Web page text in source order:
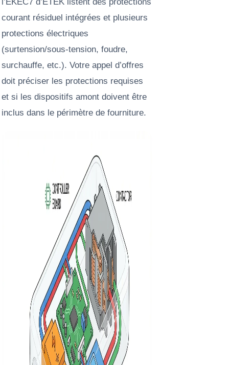
courant résiduel intégrées et plusieurs
protections électriques
(surtension/sous-tension, foudre,
surchauffe, etc.). Votre appel d’offres
doit préciser les protections requises
et si les dispositifs amont doivent être
inclus dans le périmètre de fourniture.